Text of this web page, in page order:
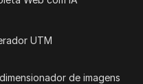
UTM
de imagens